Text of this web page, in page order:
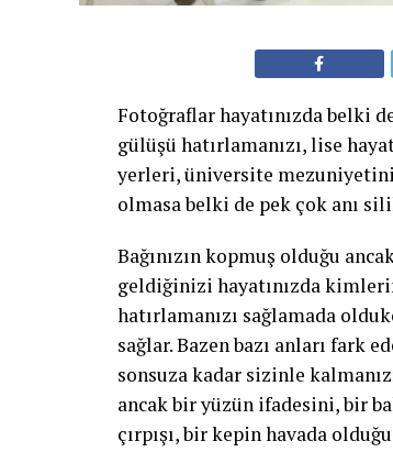
Fotoğraflar hayatınızda belki
gülüşü hatırlamanızı, lise
yerleri, üniversite
olmasa belki de pek çok anı
Bağınızın kopmuş olduğu
geldiğinizi hayatınızda
hatırlamanızı sağlamada
sağlar. Bazen bazı anları fark
sonsuza kadar sizinle
ancak bir yüzün ifadesini, bir
çırpışı, bir kepin havada